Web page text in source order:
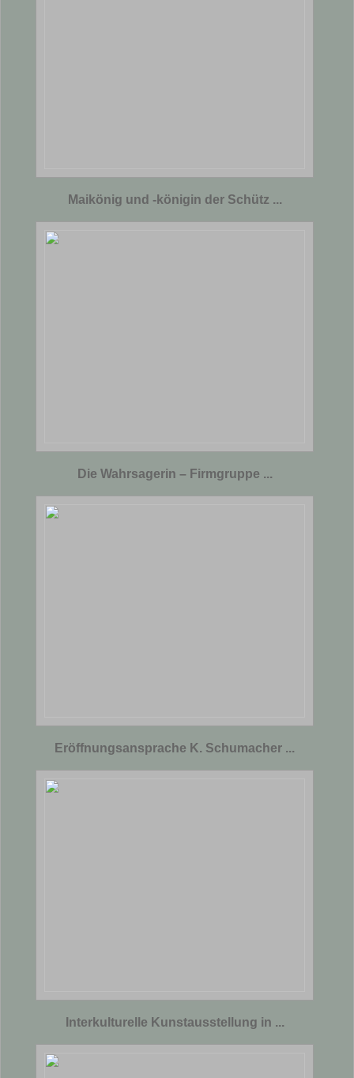
Maikönig und -königin der Schütz ...
Die Wahrsagerin – Firmgruppe ...
Eröffnungsansprache K. Schumacher ...
Interkulturelle Kunstausstellung in ...